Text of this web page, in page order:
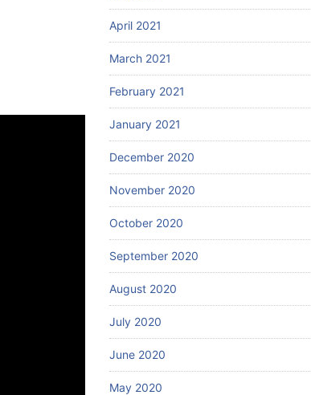
April 2021
March 2021
February 2021
January 2021
December 2020
November 2020
October 2020
September 2020
August 2020
July 2020
June 2020
May 2020